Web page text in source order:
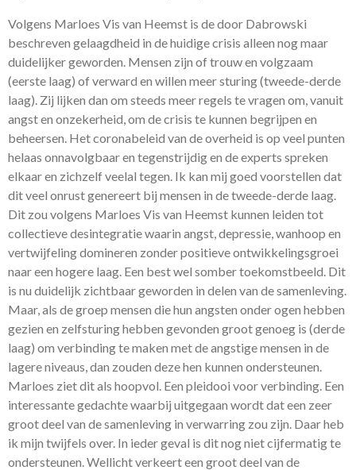
Volgens Marloes Vis van Heemst is de door Dabrowski
beschreven gelaagdheid in de huidige crisis alleen nog maar
duidelijker geworden. Mensen zijn of trouw en volgzaam
(eerste laag) of verward en willen meer sturing (tweede-derde
laag). Zij lijken dan om steeds meer regels te vragen om, vanuit
angst en onzekerheid, om de crisis te kunnen begrijpen en
beheersen. Het coronabeleid van de overheid is op veel punten
helaas onnavolgbaar en tegenstrijdig en de experts spreken
elkaar en zichzelf veelal tegen. Ik kan mij goed voorstellen dat
dit veel onrust genereert bij mensen in de tweede-derde laag.
Dit zou volgens Marloes Vis van Heemst kunnen leiden tot
collectieve desintegratie waarin angst, depressie, wanhoop en
vertwijfeling domineren zonder positieve ontwikkelingsgroei
naar een hogere laag. Een best wel somber toekomstbeeld. Dit
is nu duidelijk zichtbaar geworden in delen van de samenleving.
Maar, als de groep mensen die hun angsten onder ogen hebben
gezien en zelfsturing hebben gevonden groot genoeg is (derde
laag) om verbinding te maken met de angstige mensen in de
lagere niveaus, dan zouden deze hen kunnen ondersteunen.
Marloes ziet dit als hoopvol. Een pleidooi voor verbinding. Een
interessante gedachte waarbij uitgegaan wordt dat een zeer
groot deel van de samenleving in verwarring zou zijn. Daar heb
ik mijn twijfels over. In ieder geval is dit nog niet cijfermatig te
ondersteunen. Wellicht verkeert een groot deel van de